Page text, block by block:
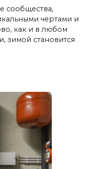
сообщества,
чертами и
как и в любом
зимой становится